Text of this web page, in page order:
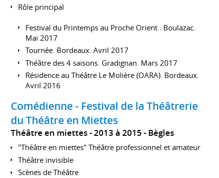
Rôle principal
Festival du Printemps au Proche Orient . Boulazac.
Mai 2017
Tournée. Bordeaux. Avril 2017
Théâtre des 4 saisons. Gradignan. Mars 2017
Résidence au Théâtre Le Molière (OARA). Bordeaux.
Avril 2016
Comédienne - Festival de la Théâtrerie
du Théâtre en Miettes
Théâtre en miettes 2013 à 2015 Bègles
"Théâtre en miettes" Théâtre professionnel et amateur
Théâtre invisible
Scènes de Théâtre